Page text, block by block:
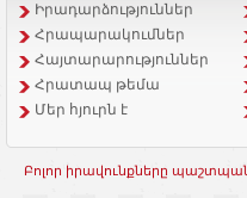
Իրադարձություններ
Հրապարակումներ
Հայտարարություններ
Հրատապ թեմա
Մեր հյուրն է
Բոլոր իրավունքները